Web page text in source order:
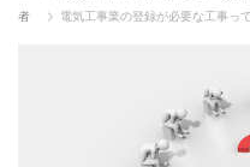
者
電気工事業の登録が必要な工事っ